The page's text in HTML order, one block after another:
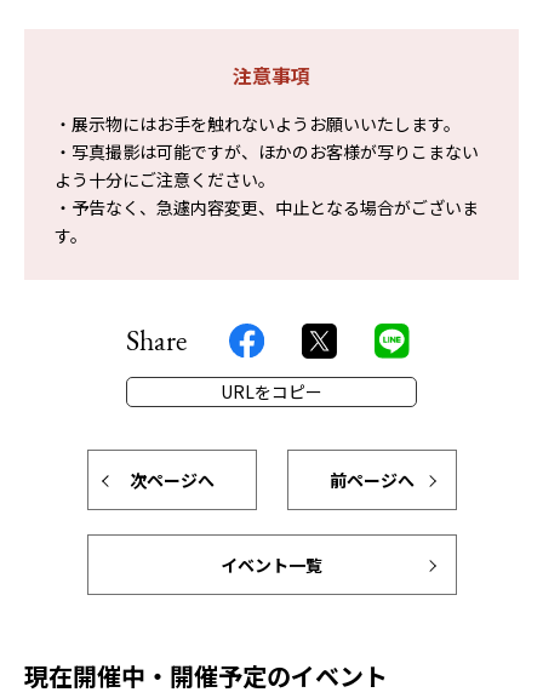
注意事項
・展示物にはお手を触れないようお願いいたします。
・写真撮影は可能ですが、ほかのお客様が写りこまない
よう十分にご注意ください。
・予告なく、急遽内容変更、中止となる場合がございま
す。
Share
URLをコピー
次ページへ 前ページへ
イベント一覧
現在開催中・開催予定のイベント